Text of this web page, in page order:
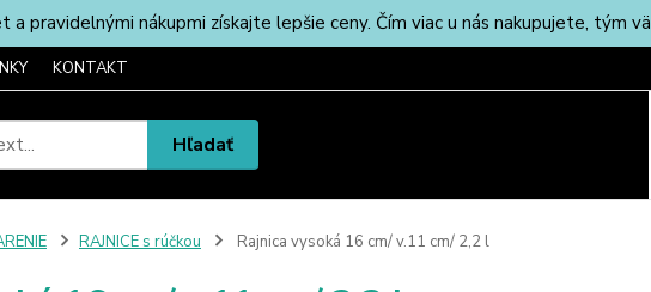
pravidelnými nákupmi získajte lepšie ceny. Čím viac u nás nakupujete, tým
KONTAKT
Hľadať
RAJNICE s rúčkou Rajnica vysoká 16 cm/ v.11 cm/ 2,2 l